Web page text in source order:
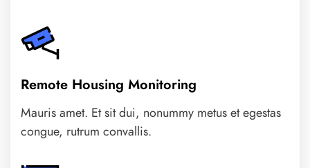
Remote Housing Monitoring
Mauris amet. Et sit dui, nonummy metus et egestas
congue, rutrum convallis.